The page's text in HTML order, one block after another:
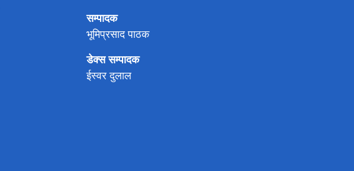
सम्पादक
भूमिप्रसाद पाठक
डेक्स सम्पादक
ईस्वर दुलाल